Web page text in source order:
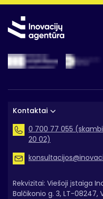
Kontaktai
0 700 77 055
20 02)
Rekvizitai: Viešoji įstaiga
Balčikonio g. 3, LT-08247,